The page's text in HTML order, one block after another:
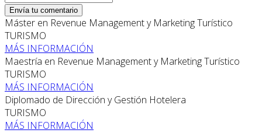
Envía tu comentario
Máster en Revenue Management y Marketing Turístico
TURISMO
MÁS INFORMACIÓN
Maestría en Revenue Management y Marketing Turístico
TURISMO
MÁS INFORMACIÓN
Diplomado de Dirección y Gestión Hotelera
TURISMO
MÁS INFORMACIÓN